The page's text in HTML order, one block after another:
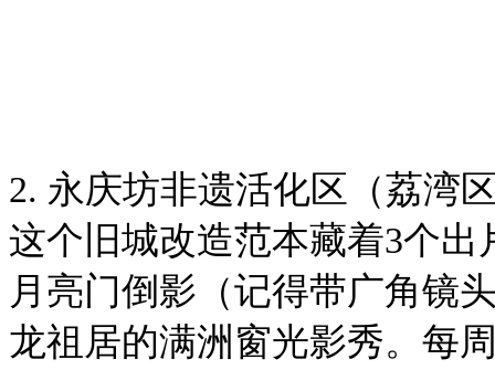
2. 永庆坊非遗活化区（荔湾
这个旧城改造范本藏着3个
月亮门倒影（记得带广角
龙祖居的满洲窗光影秀。每